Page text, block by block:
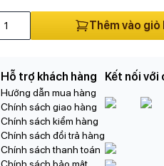
Thêm vào giỏ
Hỗ trợ khách hàng
Hướng dẫn mua hàng
Chính sách giao hàng
Chính sách kiểm hàng
Chính sách đổi trả hàng
Chính sách thanh toán
Chính sách bảo mật
Kết nối với